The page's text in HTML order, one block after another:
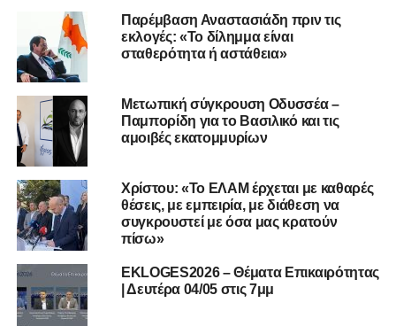
Bloomberg: Διεθνής κυβερνοεπίθεση πλήττει
δεκάδες χώρες – Στο κάδρο και η Κύπρος
DON'T MISS
Αργίες à la carte: κόλλησε ο Κουλάς του ΔηΣυ
όταν ρωτήθηκε για τον δήμαρχο Αγίας Νάπας
Παρέμβαση Αναστασιάδη πριν τις
εκλογές: «Το δίλημμα είναι
σταθερότητα ή αστάθεια»
Μετωπική σύγκρουση Οδυσσέα –
Παμπορίδη για το Βασιλικό και τις
αμοιβές εκατομμυρίων
Χρίστου: «Το ΕΛΑΜ έρχεται με καθαρές
θέσεις, με εμπειρία, με διάθεση να
συγκρουστεί με όσα μας κρατούν
πίσω»
EKLOGES2026 – Θέματα Επικαιρότητας
| Δευτέρα 04/05 στις 7μμ